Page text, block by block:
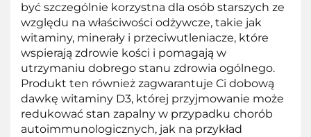
być szczególnie korzystna dla osób starszych ze
względu na właściwości odżywcze, takie jak
witaminy, minerały i przeciwutleniacze, które
wspierają zdrowie kości i pomagają w
utrzymaniu dobrego stanu zdrowia ogólnego.
Produkt ten również zagwarantuje Ci dobową
dawkę witaminy D3, której przyjmowanie może
redukować stan zapalny w przypadku chorób
autoimmunologicznych, jak na przykład